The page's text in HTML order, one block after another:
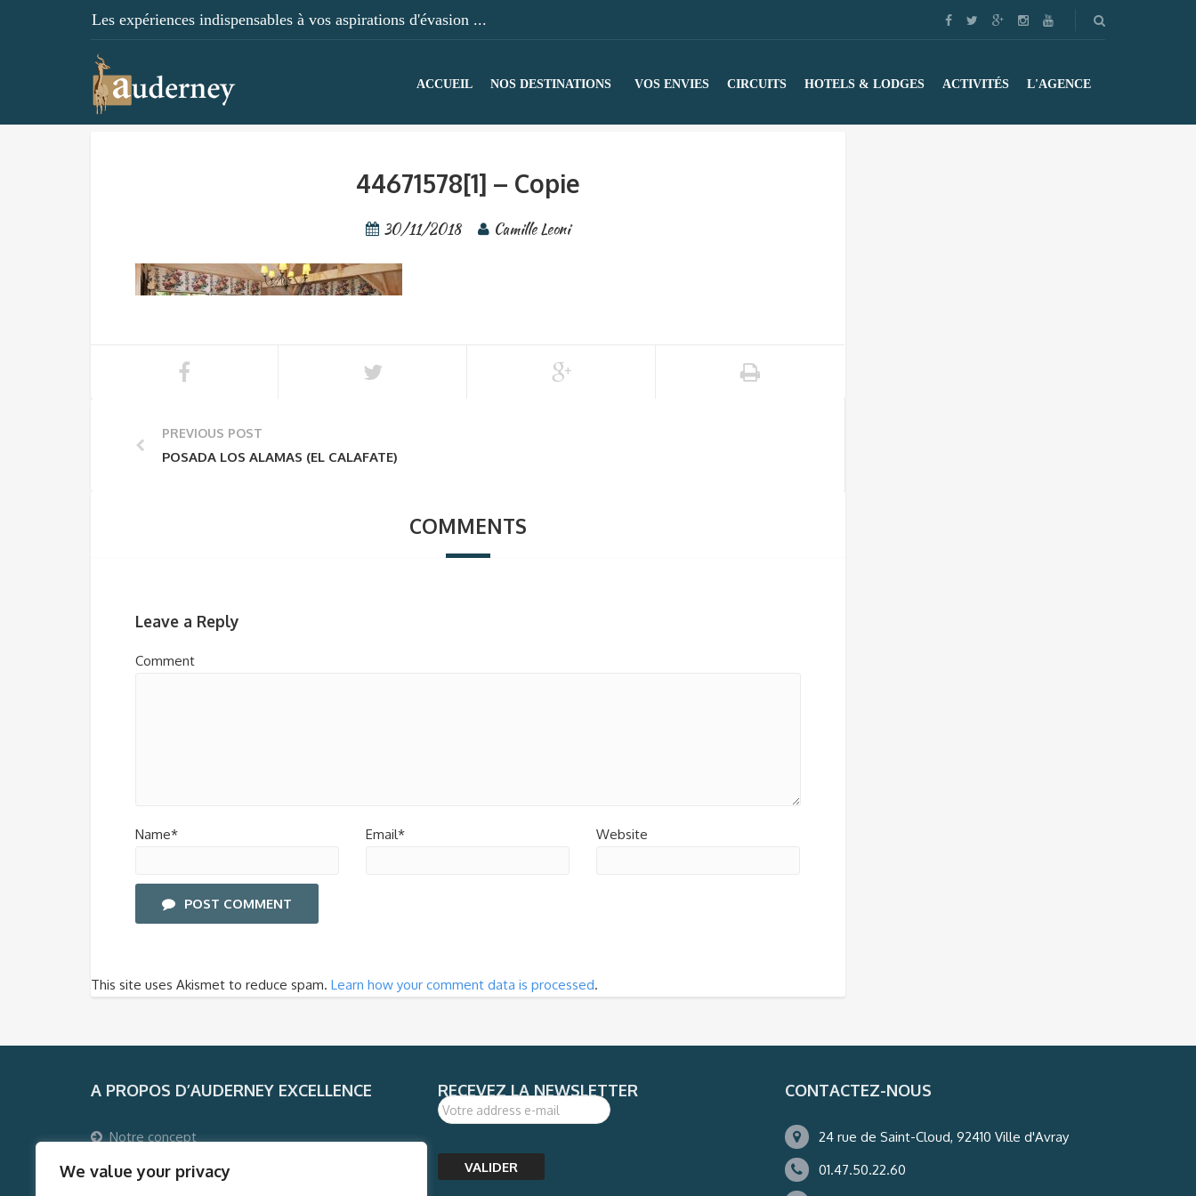
We value your privacy
Les expériences indispensables à vos aspirations d'évasion ...
ACCUEIL NOS DESTINATIONS VOS ENVIES CIRCUITS HOTELS & LODGES ACTIVITÉS L'AGENCE
44671578[1] – Copie
30/11/2018 Camille Leoni
PREVIOUS POST
POSADA LOS ALAMAS (EL CALAFATE)
COMMENTS
Leave a Reply
Comment
Name* Email* Website
POST COMMENT
This site uses Akismet to reduce spam. Learn how your comment data is processed.
A PROPOS D’AUDERNEY EXCELLENCE
Notre concept
Pourquoi voyager avec Auderney Excellence ?
Qui sommes-nous ?
RECEVEZ LA NEWSLETTER CONTACTEZ-NOUS
24 rue de Saint-Cloud, 92410 Ville d'Avray
01.47.50.22.60